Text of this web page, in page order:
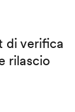
di verifica
rilascio